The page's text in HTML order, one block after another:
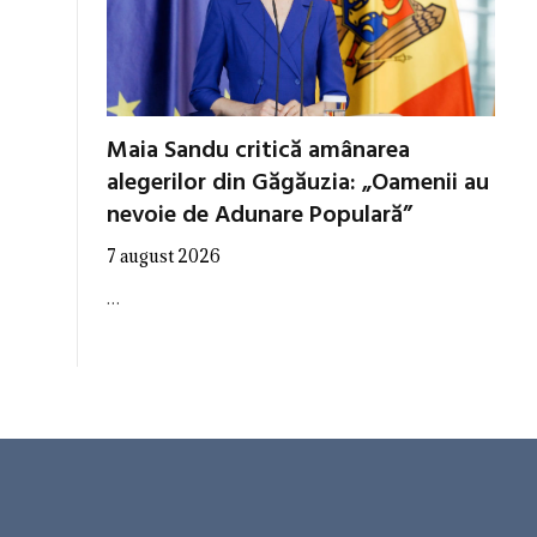
Maia Sandu critică amânarea
alegerilor din Găgăuzia: „Oamenii au
nevoie de Adunare Populară”
7 august 2026
…